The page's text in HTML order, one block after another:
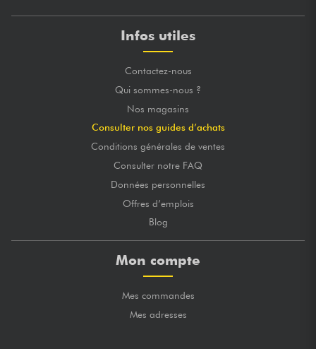
Infos utiles
Contactez-nous
Qui sommes-nous ?
Nos magasins
Consulter nos guides d’achats
Conditions générales de ventes
Consulter notre FAQ
Données personnelles
Offres d’emplois
Blog
Mon compte
Mes commandes
Mes adresses